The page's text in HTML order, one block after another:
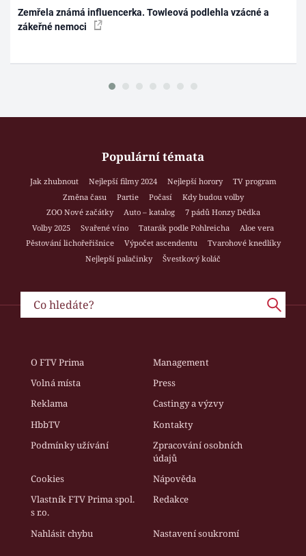
Zemřela známá influencerka. Towleová podlehla vzácné a
zákeřné nemoci
Populární témata
Jak zhubnout Nejlepší filmy 2024 Nejlepší horory
TV program
Změna času
Partie Počasí
Kdy budou volby
ZOO Nové začátky
Auto – katalog
7 pádů Honzy Dědka
Volby 2025
Svařené víno Tatarák podle Pohlreicha
Aloe vera
Pěstování lichořeřišnice
Výpočet ascendentu
Tvarohové knedlíky
Nejlepší palačinky
Švestkový koláč
O FTV Prima
Management
Volná místa
Press
Reklama
Castingy a výzvy
HbbTV
Kontakty
Podmínky užívání
Zpracování osobních
údajů
Cookies
Nápověda
Vlastník FTV Prima spol.
s r.o.
Redakce
Nahlásit chybu Nastavení soukromí